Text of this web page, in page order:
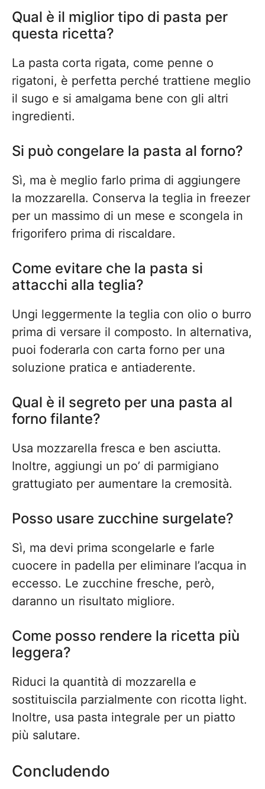
Qual è il miglior tipo di pasta per
questa ricetta?
La pasta corta rigata, come penne o
rigatoni, è perfetta perché trattiene meglio
il sugo e si amalgama bene con gli altri
ingredienti.
Si può congelare la pasta al forno?
Sì, ma è meglio farlo prima di aggiungere
la mozzarella. Conserva la teglia in freezer
per un massimo di un mese e scongela in
frigorifero prima di riscaldare.
Come evitare che la pasta si
attacchi alla teglia?
Ungi leggermente la teglia con olio o burro
prima di versare il composto. In alternativa,
puoi foderarla con carta forno per una
soluzione pratica e antiaderente.
Qual è il segreto per una pasta al
forno filante?
Usa mozzarella fresca e ben asciutta.
Inoltre, aggiungi un po’ di parmigiano
grattugiato per aumentare la cremosità.
Posso usare zucchine surgelate?
Sì, ma devi prima scongelarle e farle
cuocere in padella per eliminare l’acqua in
eccesso. Le zucchine fresche, però,
daranno un risultato migliore.
Come posso rendere la ricetta più
leggera?
Riduci la quantità di mozzarella e
sostituiscila parzialmente con ricotta light.
Inoltre, usa pasta integrale per un piatto
più salutare.
Concludendo